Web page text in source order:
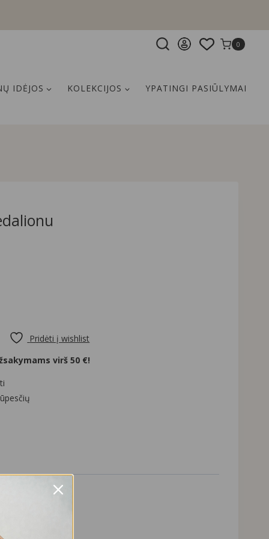
0
IDĖJOS KOLEKCIJOS YPATINGI PASIŪLYMAI
Pridėti į wishlist
virš 50 €!